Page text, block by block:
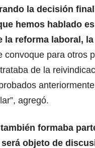
la decisión
hemos hablado
la reforma laboral,
convoque para otros
de la
agregó.
formaba
objeto de